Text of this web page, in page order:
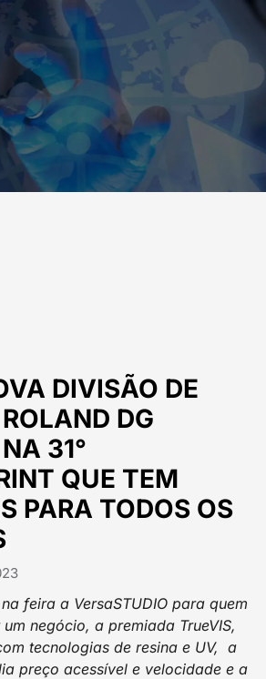
DIVISÃO DE
DG
31°
QUE TEM
PARA TODOS OS
feira a VersaSTUDIO para quem
negócio, a premiada TrueVIS,
tecnologias de resina e UV, a
preço acessível e velocidade e a